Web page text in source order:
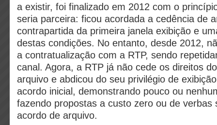
a existir, foi finalizado em 2012 com o
seria parceira: ficou acordada a cedência de
contrapartida da primeira janela exibição e
destas condições. No entanto, desde 2012,
a contratualização com a RTP, sendo
canal. Agora, a RTP já não cede os direitos
arquivo e abdicou do seu privilégio de
acordo inicial, demonstrando pouco ou
fazendo propostas a custo zero ou de verbas
acordo de arquivo.